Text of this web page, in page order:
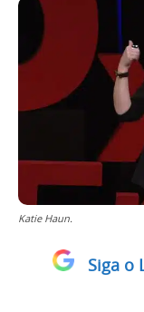
Katie Haun.
Siga o